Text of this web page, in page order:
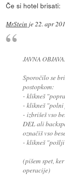
Če si hotel brisati:
MrStein je22. apr
JAVNA
Sporočilo se
postopkom:
- klikneš
- klikneš
- izbrišeš vso
DEL ali
označiš vso
- klikneš
(pišem spet,
operacije)